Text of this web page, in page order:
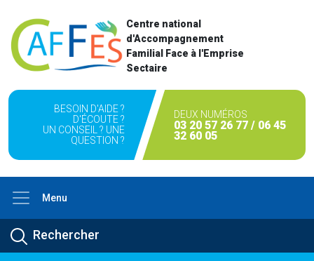
Centre national
d'Accompagnement
Familial Face à l'Emprise
Sectaire
BESOIN D'AIDE ?
D'ÉCOUTE ?
UN CONSEIL ? UNE
QUESTION ?
DEUX NUMÉROS
03 20 57 26 77 / 06 45
32 60 05
Menu